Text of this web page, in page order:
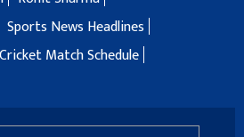
Sports News Headlines
Cricket Match Schedule